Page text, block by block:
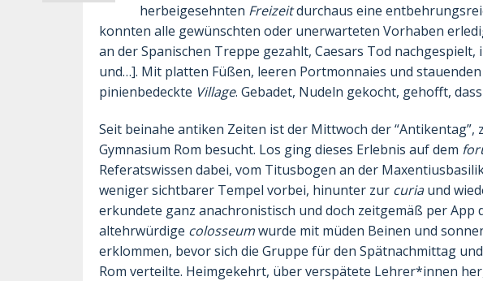
herbeigesehnten Freizeitdurchaus eine
konnten alle gewünschten oder unerwarteten Vorhaben
an der Spanischen Treppe gezahlt, Caesars Tod
und…]. Mit platten Füßen, leeren Portmonnaies und
pinienbedeckte Village. Gebadet, Nudeln gekocht, gehofft,
Seit beinahe antiken Zeiten ist der Mittwoch der “Antikentag”,
Gymnasium Rom besucht. Los ging dieses Erlebnis auf dem
Referatswissen dabei, vom Titusbogen an der
weniger sichtbarer Tempel vorbei, hinunter zur curiaund
erkundete ganz anachronistisch und doch zeitgemäß per App
altehrwürdige colosseumwurde mit müden Beinen und
erklommen, bevor sich die Gruppe für den Spätnachmittag
Rom verteilte. Heimgekehrt, über verspätete Lehrer*innen